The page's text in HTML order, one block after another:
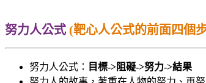
努力人公式 (靶心人公式的前面四個
努力人公式： 目標->阻礙->努力->結果